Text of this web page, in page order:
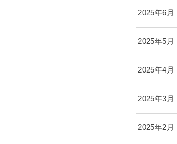
2025年6月
2025年5月
2025年4月
2025年3月
2025年2月